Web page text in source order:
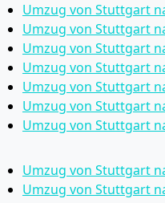
Umzug von Stuttgart
Umzug von Stuttgart
Umzug von Stuttgart
Umzug von Stuttgart
Umzug von Stuttgart
Umzug von Stuttgart
Umzug von Stuttgart
Umzug von Stuttgart
Umzug von Stuttgart